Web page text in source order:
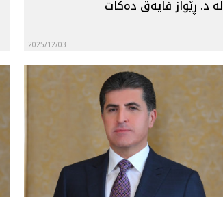
له‌ د. ڕێواز فايه‌ق ده‌كات
2025/12/03